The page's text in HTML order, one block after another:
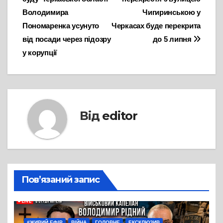
записів
Чигиринською у
Черкасах буде перекрита
до 5 липня
Володимира
Пономаренка усунуто
від посади через підозру
у корупції
Від editor
Пов’язаний запис